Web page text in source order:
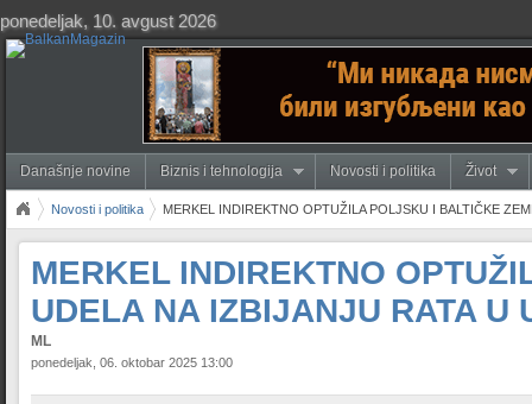
ponedeljak, 10. avgust 2026
Današnje novine Biznis i tehnologija Novosti i politika Život
Novosti i politika MERKEL INDIREKTNO OPTUŽILA POLJSKU I BALTIČKE
MERKEL INDIREKTNO
UDELA NA IZBIJANJU RATA U
ML
ponedeljak, 06. oktobar 2025 13:00